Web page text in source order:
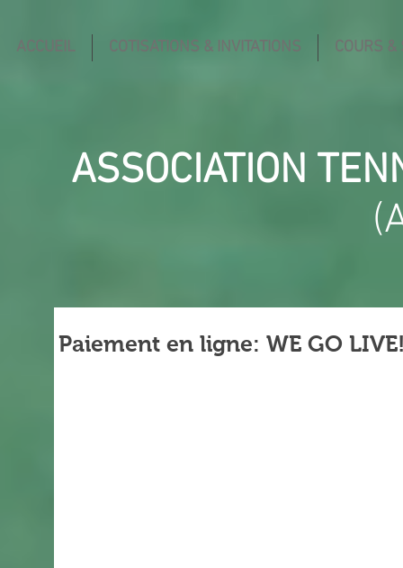
ACCUEIL COTISATIONS & INVITATIONS COURS &
ASSOCIATION
Paiement en ligne: WE GO